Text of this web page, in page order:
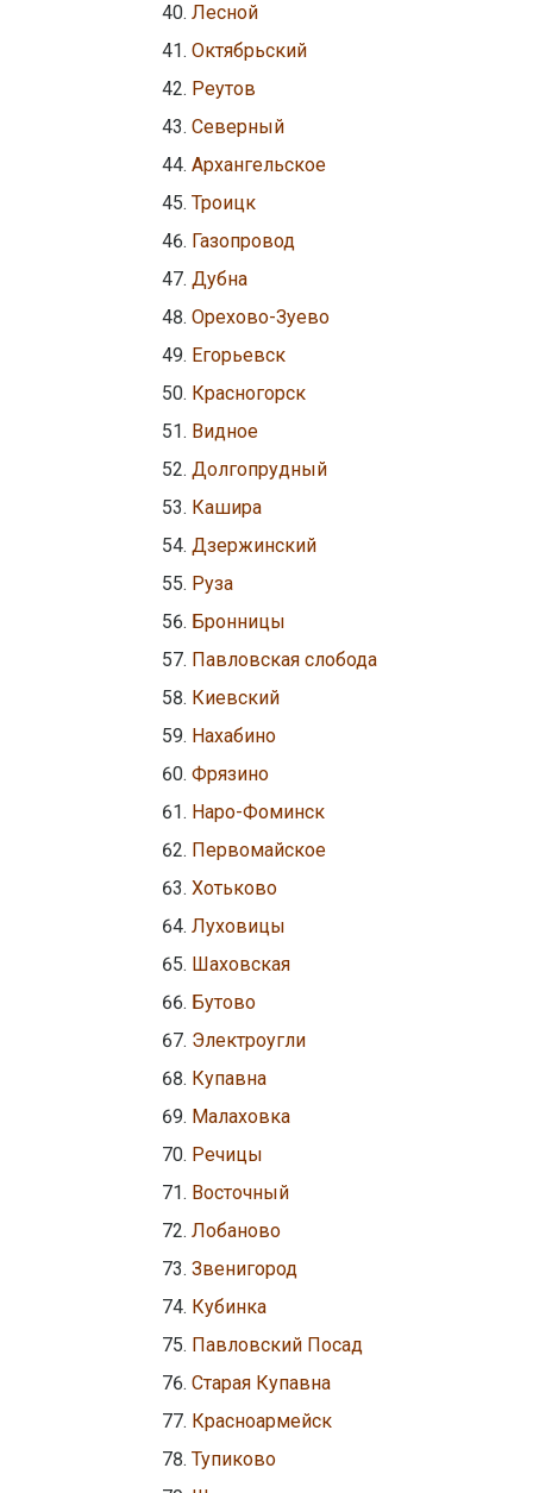
Лесной
Октябрьский
Реутов
Северный
Архангельское
Троицк
Газопровод
Дубна
Орехово-Зуево
Егорьевск
Красногорск
Видное
Долгопрудный
Кашира
Дзержинский
Руза
Бронницы
Павловская слобода
Киевский
Нахабино
Фрязино
Наро-Фоминск
Первомайское
Хотьково
Луховицы
Шаховская
Бутово
Электроугли
Купавна
Малаховка
Речицы
Восточный
Лобаново
Звенигород
Кубинка
Павловский Посад
Старая Купавна
Красноармейск
Тупиково